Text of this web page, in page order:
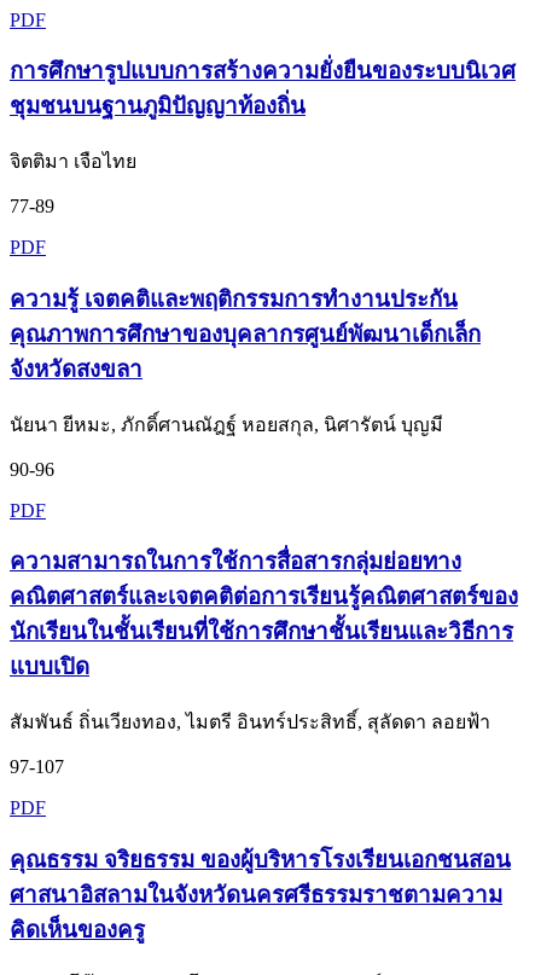
PDF
การศึกษารูปแบบการสร้างความยั่งยืนของระบบนิเวศ
ชุมชนบนฐานภูมิปัญญาท้องถิ่น
จิตติมา เจือไทย
77-89
PDF
ความรู้ เจตคติและพฤติกรรมการทำงานประกัน
คุณภาพการศึกษาของบุคลากรศูนย์พัฒนาเด็กเล็ก
จังหวัดสงขลา
นัยนา ยีหมะ, ภักดิ์ศานณัฎฐ์ หอยสกุล, นิศารัตน์ บุญมี
90-96
PDF
ความสามารถในการใช้การสื่อสารกลุ่มย่อยทาง
คณิตศาสตร์และเจตคติต่อการเรียนรู้คณิตศาสตร์ของ
นักเรียนในชั้นเรียนที่ใช้การศึกษาชั้นเรียนและวิธีการ
แบบเปิด
สัมพันธ์ ถิ่นเวียงทอง, ไมตรี อินทร์ประสิทธิ์, สุลัดดา ลอยฟ้า
97-107
PDF
คุณธรรม จริยธรรม ของผู้บริหารโรงเรียนเอกชนสอน
ศาสนาอิสลามในจังหวัดนครศรีธรรมราชตามความ
คิดเห็นของครู